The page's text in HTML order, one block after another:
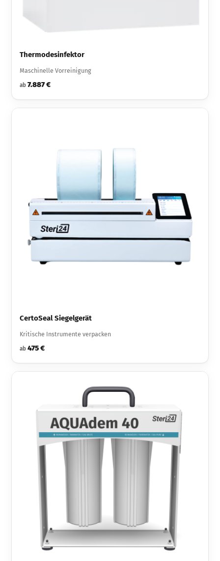
Thermodesinfektor
Maschinelle Vorreinigung
ab7.887 €
CertoSeal Siegelgerät
Kritische Instrumente verpacken
ab475 €